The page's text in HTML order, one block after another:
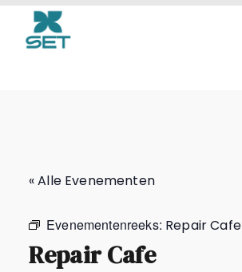
Repair Cafe
« Alle Evenementen
Evenementenreeks: Repair Cafe
Repair Cafe